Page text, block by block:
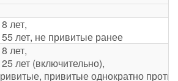
лет,
лет, не привитые ранее
лет,
лет (включительно),
привитые однократно